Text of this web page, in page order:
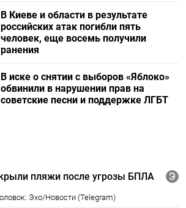
В Киеве и области в результате
российских атак погибли пять
человек, еще восемь получили
ранения
В иске о снятии с выборов «Яблоко»
обвинили в нарушении прав на
советские песни и поддержке ЛГБТ